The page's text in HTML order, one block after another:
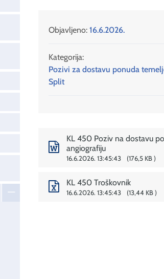
Objavljeno: 16.6.2026.
Kategorija:
Pozivi za dostavu ponuda
Split
KL 450 Poziv na dostavu
angiografiju
16.6.2026. 13:45:43 176,5 KB
KL 450 Troškovnik
16.6.2026. 13:45:43 13,44 KB